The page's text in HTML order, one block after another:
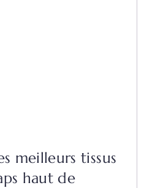
meilleurs tissus
haut de